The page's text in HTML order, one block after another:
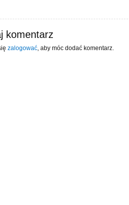
komentarz
zalogować , aby móc dodać komentarz.